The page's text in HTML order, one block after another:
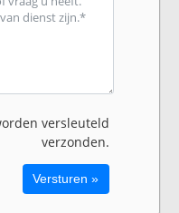
versleuteld
verzonden.